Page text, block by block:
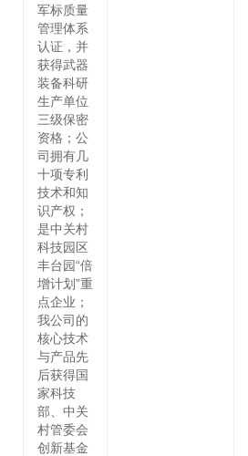
军标质量
管理体系
认证，并
获得武器
装备科研
生产单位
三级保密
资格；公
司拥有几
十项专利
技术和知
识产权；
是中关村
科技园区
丰台园“倍
增计划”重
点企业；
我公司的
核心技术
与产品先
后获得国
家科技
部、中关
村管委会
创新基金